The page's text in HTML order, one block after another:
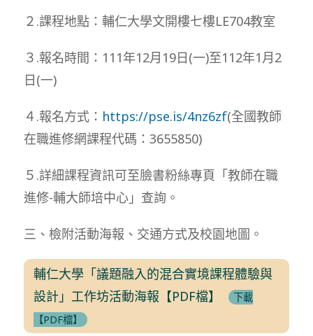
２.課程地點：輔仁大學文開樓七樓LE704教室
３.報名時間：111年12月19日(一)至112年1月2
日(一)
４.報名方式： https://pse.is/4nz6zf(全國教師
在職進修網課程代碼：3655850)
５.詳細課程資訊可至臉書粉絲專頁「教師在職
進修-輔大師培中心」查詢。
三、檢附活動海報、交通方式及校園地圖。
輔仁大學「議題融入的混合實境課程體驗與
設計」工作坊活動海報【PDF檔】
下載
【PDF檔】